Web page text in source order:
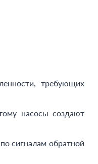
требующих
насосы создают
сигналам обратной